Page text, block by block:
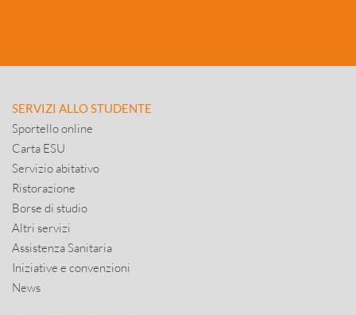
SERVIZI ALLO STUDENTE
Sportello online
Carta ESU
Servizio abitativo
Ristorazione
Borse di studio
Altri servizi
Assistenza Sanitaria
Iniziative e convenzioni
News